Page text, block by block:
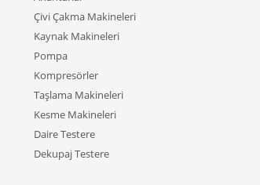
Çivi Çakma Makineleri
Kaynak Makineleri
Pompa
Kompresörler
Taşlama Makineleri
Kesme Makineleri
Daire Testere
Dekupaj Testere